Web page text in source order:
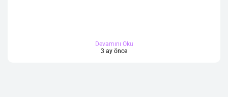
Devamını Oku
3 ay önce